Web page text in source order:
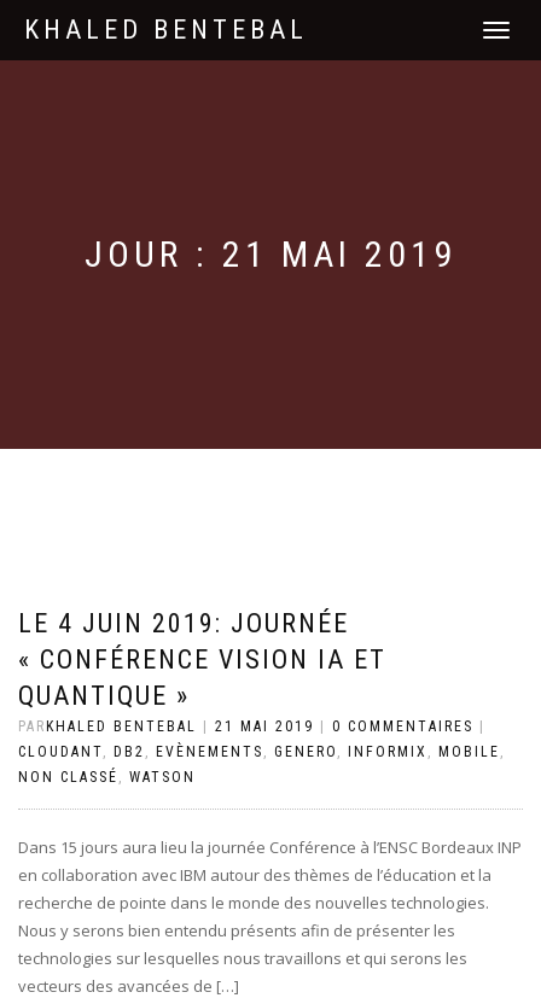
KHALED BENTEBAL
DÉPLIER
JOUR : 21 MAI 2019
LE 4 JUIN 2019: JOURNÉE
« CONFÉRENCE VISION IA ET
QUANTIQUE »
PAR KHALED BENTEBAL 21 MAI 2019 0 COMMENTAIRES
CLOUDANT, DB2 , EVÈNEMENTS , GENERO , INFORMIX , MOBILE ,
NON CLASSÉ , WATSON
Dans 15 jours aura lieu la journée Conférence à l’ENSC Bordeaux INP
en collaboration avec IBM autour des thèmes de l’éducation et la
recherche de pointe dans le monde des nouvelles technologies.
Nous y serons bien entendu présents afin de présenter les
technologies sur lesquelles nous travaillons et qui serons les
vecteurs des avancées de […]